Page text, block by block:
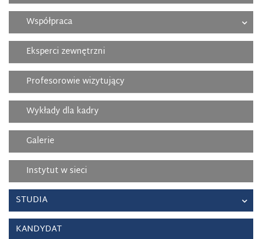
Współpraca
Eksperci zewnętrzni
Profesorowie wizytujący
Wykłady dla kadry
Galerie
Instytut w sieci
STUDIA
KANDYDAT